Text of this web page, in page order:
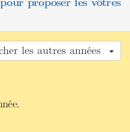
les autres années